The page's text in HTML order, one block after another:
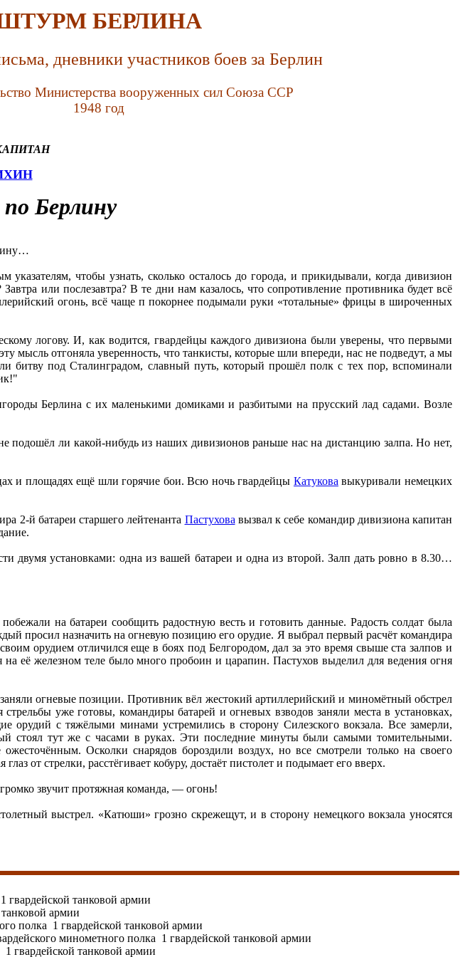
БЕРЛИНА
дневники участников боев за Берлин
Министерства вооруженных сил Союза ССР
1948 год
Берлину
чтобы узнать, сколько осталось до города, и прикидывали, когда дивизион
или послезавтра? В те дни нам казалось, что сопротивление противника будет всё
огонь, всё чаще п покорнее подымали руки «тотальные» фрицы в широченных
логову. И, как водится, гвардейцы каждого дивизиона были уверены, что первыми
мысль отгоняла уверенность, что танкисты, которые шли впереди, нас не подведут, а мы
битву под Сталинградом, славный путь, который прошёл полк с тех пор, вспоминали
Берлина с их маленькими домиками и разбитыми на прусский лад садами. Возле
подошёл ли какой-нибудь из наших дивизионов раньше нас на дистанцию залпа. Но нет,
и площадях ещё шли горячие бои. Всю ночь гвардейцы Катукова выкуривали немецких
2-й батареи старшего лейтенанта Пастухова вызвал к себе командир дивизиона капитан
двумя установками: одна из вашей батареи и одна из второй. Залп дать ровно в 8.30…
на батареи сообщить радостную весть и готовить данные. Радость солдат была
просил назначить на огневую позицию его орудие. Я выбрал первый расчёт командира
орудием отличился еще в боях под Белгородом, дал за это время свыше ста залпов и
на её железном теле было много пробоин и царапин. Пастухов выделил для ведения огня
огневые позиции. Противник вёл жестокий артиллерийский и миномётный обстрел
уже готовы, командиры батарей и огневых взводов заняли места в установках,
орудий с тяжёлыми минами устремились в сторону Силезского вокзала. Все замерли,
стоял тут же с часами в руках. Эти последние минуты были самыми томительными.
Осколки снарядов бороздили воздух, но все смотрели только на своего
от стрелки, расстёгивает кобуру, достаёт пистолет и подымает его вверх.
звучит протяжная команда, — огонь!
выстрел. «Катюши» грозно скрежещут, и в сторону немецкого вокзала уносятся
гвардейской танковой армии
армии
полка 1 гвардейской танковой армии
минометного полка 1 гвардейской танковой армии
гвардейской танковой армии